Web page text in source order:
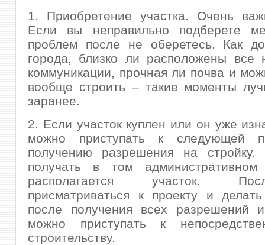
1. Приобретение участка. Очень
Если вы неправильно подберете
проблем после не оберетесь. Как
города, близко ли расположены все
коммуникации, прочная ли почва и
вообще строить – такие моменты
заранее.
2. Если участок куплен или он уже
можно приступать к следующей
получению разрешения на стройку.
получать в том административном
располагается участок.
присматриваться к проекту и
после получения всех разрешений
можно приступать к
строительству.